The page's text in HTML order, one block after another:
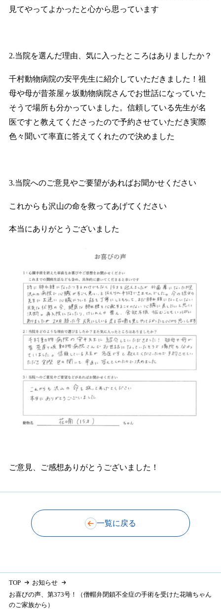
見てやってよかったと心から思っています
2.当院を選んだ理由、気に入ったところはありましたか？
千村動物病院の安平先生に紹介していただきました！祖
母や母が昔茶屋ヶ坂動物病院さんでお世話になっていた
そうで場所も分かっていました。信頼している先生が名
医ですと教えてくださったので予約させていただき実際
色々聞いて率直に答えてくれたので決めました
3.当院へのご意見やご要望があればお聞かせください
これからも沢山の命を救ってあげてください
本当にありがとうございました
ご意見、ご感想ありがとうございました！
一覧に戻る
TOP
お知らせ
お喜びの声、第373号！（僧帽弁閉鎖不全症の手術を受けた花喃ちゃん
のご家族から）